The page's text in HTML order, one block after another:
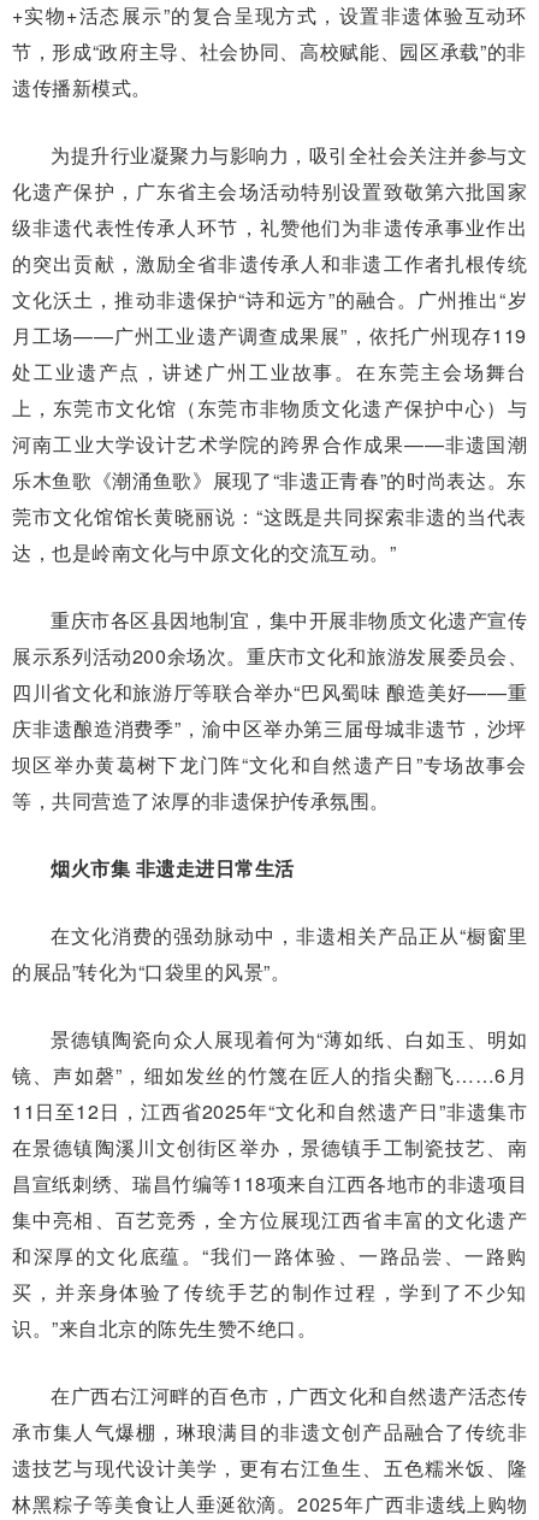
+实物+活态展示”的复合呈现方式，设置非遗体验互动环
节，形成“政府主导、社会协同、高校赋能、园区承载”的非
遗传播新模式。
为提升行业凝聚力与影响力，吸引全社会关注并参与文
化遗产保护，广东省主会场活动特别设置致敬第六批国家
级非遗代表性传承人环节，礼赞他们为非遗传承事业作出
的突出贡献，激励全省非遗传承人和非遗工作者扎根传统
文化沃土，推动非遗保护“诗和远方”的融合。广州推出“岁
月工场——广州工业遗产调查成果展”，依托广州现存119
处工业遗产点，讲述广州工业故事。在东莞主会场舞台
上，东莞市文化馆（东莞市非物质文化遗产保护中心）与
河南工业大学设计艺术学院的跨界合作成果——非遗国潮
乐木鱼歌《潮涌鱼歌》展现了“非遗正青春”的时尚表达。东
莞市文化馆馆长黄晓丽说：“这既是共同探索非遗的当代表
达，也是岭南文化与中原文化的交流互动。”
重庆市各区县因地制宜，集中开展非物质文化遗产宣传
展示系列活动200余场次。重庆市文化和旅游发展委员会、
四川省文化和旅游厅等联合举办“巴风蜀味 酿造美好——重
庆非遗酿造消费季”，渝中区举办第三届母城非遗节，沙坪
坝区举办黄葛树下龙门阵“文化和自然遗产日”专场故事会
等，共同营造了浓厚的非遗保护传承氛围。
烟火市集 非遗走进日常生活
在文化消费的强劲脉动中，非遗相关产品正从“橱窗里
的展品”转化为“口袋里的风景”。
景德镇陶瓷向众人展现着何为“薄如纸、白如玉、明如
镜、声如磬”，细如发丝的竹篾在匠人的指尖翻飞……6月
11日至12日，江西省2025年“文化和自然遗产日”非遗集市
在景德镇陶溪川文创街区举办，景德镇手工制瓷技艺、南
昌宣纸刺绣、瑞昌竹编等118项来自江西各地市的非遗项目
集中亮相、百艺竞秀，全方位展现江西省丰富的文化遗产
和深厚的文化底蕴。“我们一路体验、一路品尝、一路购
买，并亲身体验了传统手艺的制作过程，学到了不少知
识。”来自北京的陈先生赞不绝口。
在广西右江河畔的百色市，广西文化和自然遗产活态传
承市集人气爆棚，琳琅满目的非遗文创产品融合了传统非
遗技艺与现代设计美学，更有右江鱼生、五色糯米饭、隆
林黑粽子等美食让人垂涎欲滴。2025年广西非遗线上购物